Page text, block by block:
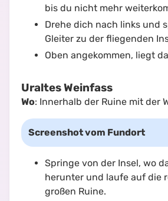
bis du nicht mehr
Drehe dich nach links und
Gleiter zu der fliegenden
Oben angekommen, liegt
Uraltes Weinfass
Wo: Innerhalb der Ruine mit der
Screenshot vom Fundort
Springe von der Insel, wo
herunter und laufe auf die
großen Ruine.